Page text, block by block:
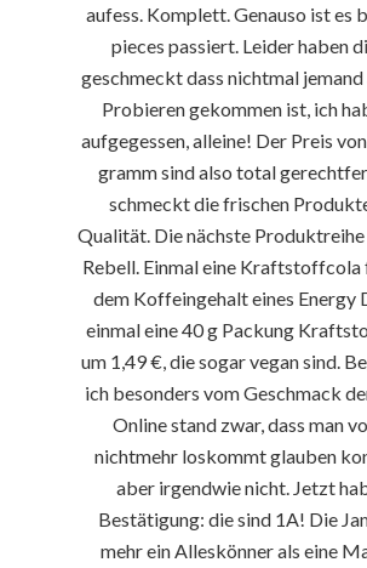
aufess. Komplett. Genauso ist es
pieces passiert. Leider haben
geschmeckt dass nichtmal jemand
Probieren gekommen ist, ich
aufgegessen, alleine! Der Preis
gramm sind also total
schmeckt die frischen
Qualität. Die nächste
Rebell. Einmal eine Kraftstoffcola
dem Koffeingehalt eines Energy
einmal eine 40 g Packung
um 1,49 €, die sogar vegan sind.
ich besonders vom Geschmack
Online stand zwar, dass man
nichtmehr loskommt glauben
aber irgendwie nicht. Jetzt
Bestätigung: die sind 1A! Die
mehr ein Alleskönner als eine